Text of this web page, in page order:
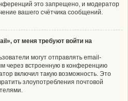
это запрещено, и модератор
вашего счётчика сообщений.
от меня требуют войти на
могут отправлять email-
через встроенную в конференцию
включил такую возможность. Это
злоупотребления почтовой